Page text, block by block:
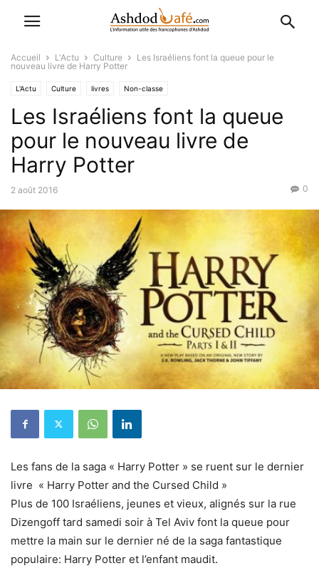
Accueil L'Actu Culture
Les Israéliens font la queue pour le
nouveau livre de Harry Potter
L'Actu Culture livres Non-classe
Les Israéliens font la queue
pour le nouveau livre de
Harry Potter
2 août 2016 0
Les fans de la saga « Harry Potter » se ruent sur le dernier
livre « Harry Potter and the Cursed Child »
Plus de 100 Israéliens, jeunes et vieux, alignés sur la rue
Dizengoff tard samedi soir à Tel Aviv font la queue pour
mettre la main sur le dernier né de la saga fantastique
populaire: Harry Potter et l’enfant maudit.